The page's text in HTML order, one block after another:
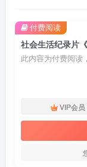
此内容为付费阅读
VIP会员
付费阅读